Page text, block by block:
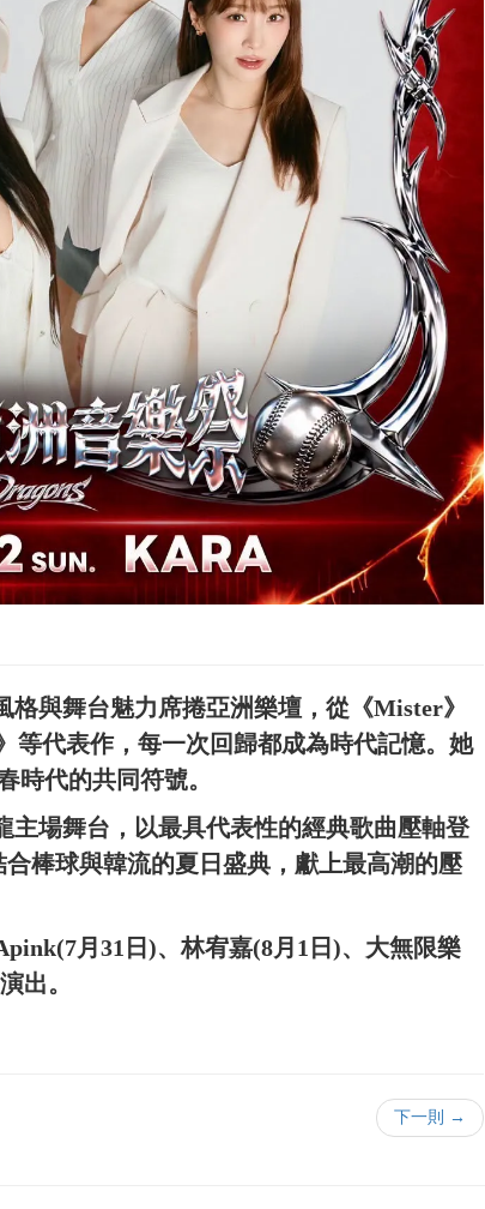
與舞台魅力席捲亞洲樂壇，從《Mister》
等代表作，每一次回歸都成為時代記憶。她
時代的共同符號。
場舞台，以最具代表性的經典歌曲壓軸登
棒球與韓流的夏日盛典，獻上最高潮的壓
月31日)、林宥嘉(8月1日)、大無限樂
出。
下一則 →